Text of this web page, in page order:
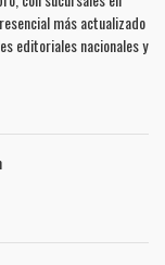
más actualizado
editoriales nacionales y